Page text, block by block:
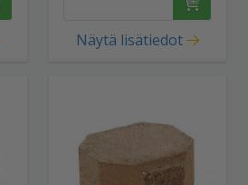
Näytä lisätiedot